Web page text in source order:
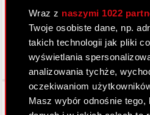
Wraz z naszymi 1022
Twoje osobiste dane, np.
takich technologii jak pliki
wyświetlania
analizowania tychże,
oczekiwaniom
Masz wybór odnośnie tego,